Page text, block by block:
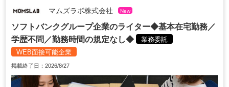
マムズラボ株式会社 New
ソフトバンクグループ企業のライター◆基本在宅勤務／
学歴不問／勤務時間の規定なし◆
業務委託
WEB面接可能企業
掲載終了日：2026/8/27